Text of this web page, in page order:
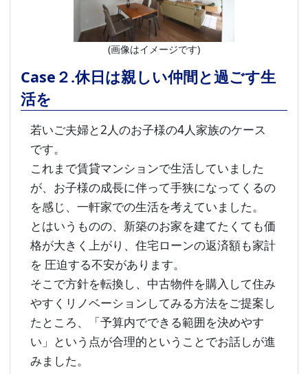
(画像はイメージです)
Case２.休日は親しい仲間と過ごす生
活を
若いご夫婦と2人のお子様の4人家族のケース
です。
これまで賃貸マンションで生活していました
が、お子様の成長に伴って手狭になってくるの
を感じ、一軒家での生活を考えていました。
とはいうものの、新築のお家を建てたくても価
格が大きく上がり、住宅ローンの返済額も家計
を 圧迫する不安があります。
そこで方針を転換し、中古物件を購入して住み
やすくリノベーションしてみる方法をご提案し
たところ、「予算内でできる範囲を決めやす
い」という点が合理的ということでお話しが進
みました。